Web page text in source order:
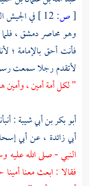
[ص: في الجيش
وهو محاصردمشق ،
فأنت أحق بالإمامة ؛
لأتقدم رجلا سمعت
" لكل أمة أمين ، وأمين
أبو بكر بن أبي شيبة:
أبي زائدة ،عنأبي
النبي - صلى الله
فقالا : ابعث معنا